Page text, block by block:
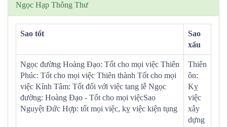
Ngọc Hạp Thông Thư
Sao tốt
Sao
xấu
Ngọc đường Hoàng Đạo: Tốt cho mọi việc Thiên
Phúc: Tốt cho mọi việc Thiên thành Tốt cho mọi
việc Kính Tâm: Tốt đối với việc tang lễ Ngọc
đường: Hoàng Đạo - Tốt cho mọi việcSao
Nguyệt Đức Hợp: tốt mọi việc, kỵ việc kiện tụng
Thiên
ôn:
Kỵ
việc
xây
dựng